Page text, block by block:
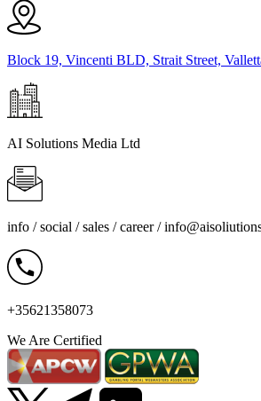
Block 19, Vincenti BLD, Strait Street,
AI Solutions Media Ltd
info / social / sales / career /
+35621358073
We Are Certified